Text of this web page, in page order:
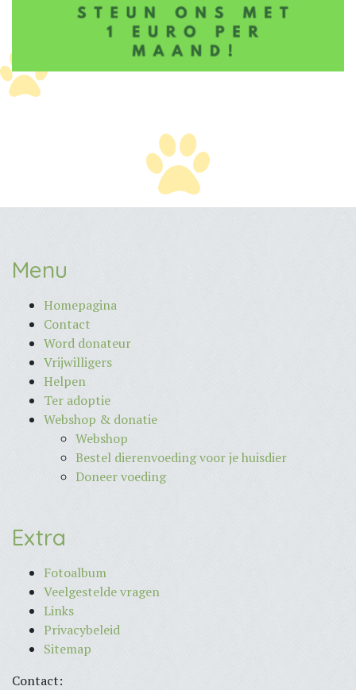
Menu
Homepagina
Contact
Word donateur
Vrijwilligers
Helpen
Ter adoptie
Webshop & donatie
Webshop
Bestel dierenvoeding voor je huisdier
Doneer voeding
Extra
Fotoalbum
Veelgestelde vragen
Links
Privacybeleid
Sitemap
Contact: